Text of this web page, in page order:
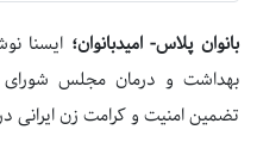
بانوان پلاس- امیدبانوان؛ ایسنا
بهداشت و درمان مجلس شورای
تضمین امنیت و کرامت زن